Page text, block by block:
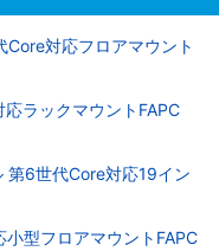
対応フロアマウント
ラックマウントFAPC
第6世代Core対応19イン
型フロアマウントFAPC